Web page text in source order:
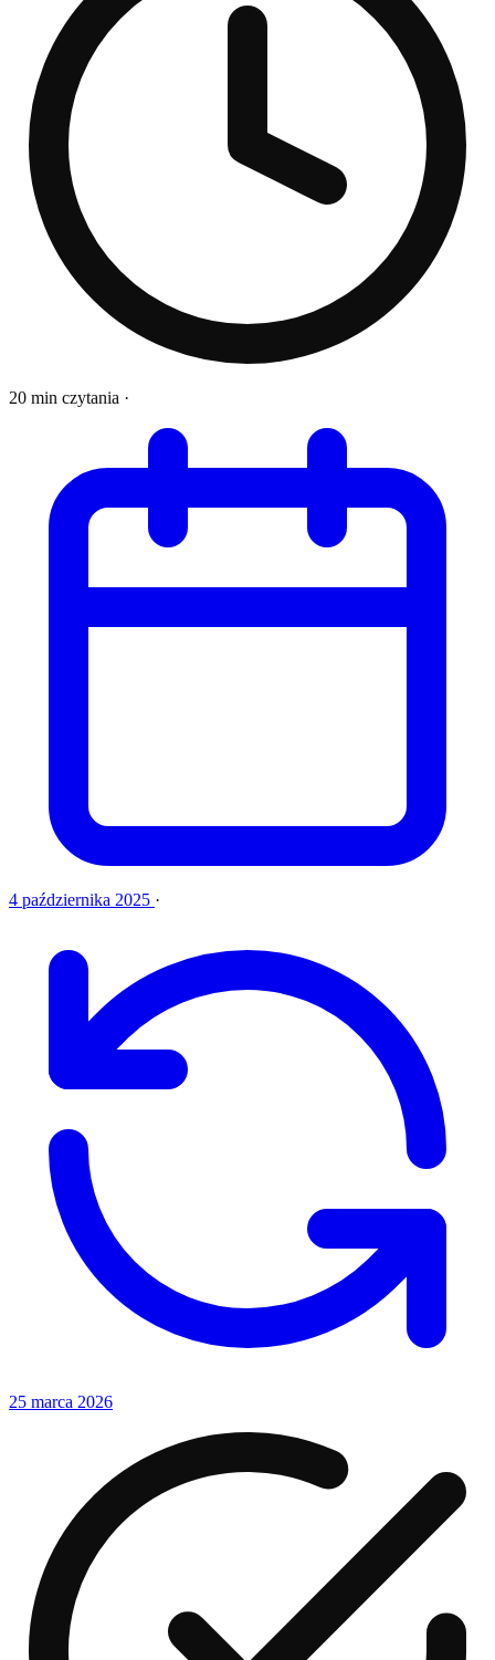
20 min czytania ·
4 października 2025 ·
25 marca 2026